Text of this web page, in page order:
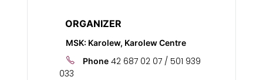
ORGANIZER
MSK: Karolew, Karolew Centre
Phone 42 687 02 07 / 501 939
033